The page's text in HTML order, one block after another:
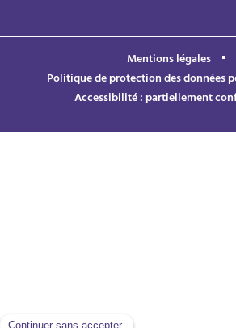
Mentions légales
Politique de protection des données
Accessibilité : partiellement